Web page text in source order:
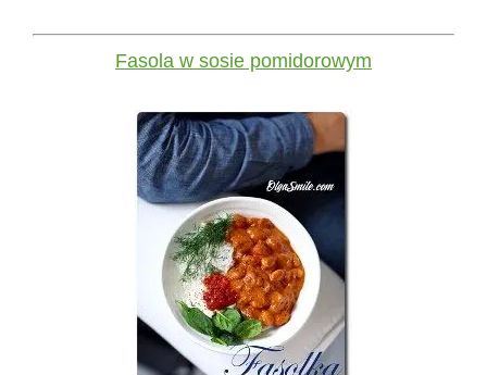
Fasola w sosie pomidorowym